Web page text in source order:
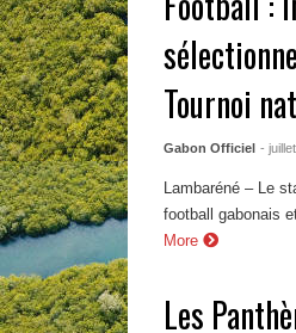
Tournoi
Gabon Officiel -
Lambaréné – Le
football gabonais
More
Les